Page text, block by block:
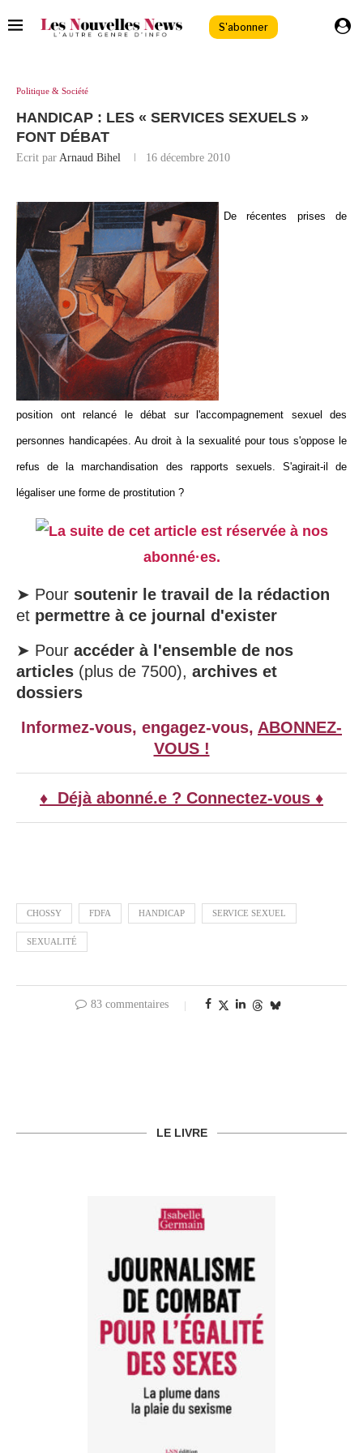
S'abonner
Politique & Société
HANDICAP : LES « SERVICES SEXUELS »
FONT DÉBAT
Ecrit par Arnaud Bihel 16 décembre 2010
De récentes prises de
position ont relancé le débat sur l'accompagnement sexuel des
personnes handicapées. Au droit à la sexualité pour tous s'oppose le
refus de la marchandisation des rapports sexuels. S'agirait-il de
légaliser une forme de prostitution ?
La suite de cet article est réservée à nos
abonné·es.
➤ Pour soutenir le travail de la rédaction
et permettre à ce journal d'exister
➤ Pour accéder à l'ensemble de nos
articles (plus de 7500), archives et
dossiers
Informez-vous, engagez-vous, ABONNEZ-
VOUS !
♦ Déjà abonné.e ? Connectez-vous ♦
CHOSSY FDFA HANDICAP SERVICE SEXUEL
SEXUALITÉ
83 commentaires
LE LIVRE